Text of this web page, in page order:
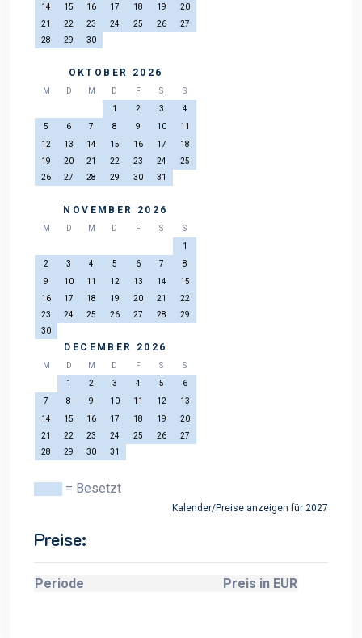
14
15 16 17 18 19
20
21
22 23 24 25 26
27
28
29 30
OKTOBER 2026
M D M D F S
S
1
2 3
4
5
6 7 8 9 10
11
12
13 14 15 16 17
18
19
20 21 22 23 24
25
26
27 28 29 30 31
NOVEMBER 2026
M D M D F S
S
1
2
3 4 5 6 7
8
9
10 11 12 13 14
15
16
17 18 19 20 21
22
23
24 25 26 27 28
29
30
DECEMBER 2026
M D M D F S
S
1
2 3 4 5
6
7
8 9 10 11 12
13
14
15 16 17 18 19
20
21
22 23 24 25 26
27
28
29 30 31
= Besetzt
Kalender/Preise anzeigen für 2027
Preise:
Periode Preis in EUR